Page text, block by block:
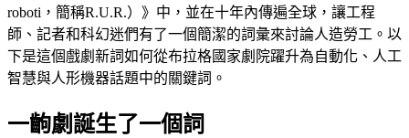
roboti，簡稱R.U.R.）》中，並在十年內傳遍全球，讓工程
師、記者和科幻迷們有了一個簡潔的詞彙來討論人造勞工。以
下是這個戲劇新詞如何從布拉格國家劇院躍升為自動化、人工
智慧與人形機器話題中的關鍵詞。
一齣劇誕生了一個詞